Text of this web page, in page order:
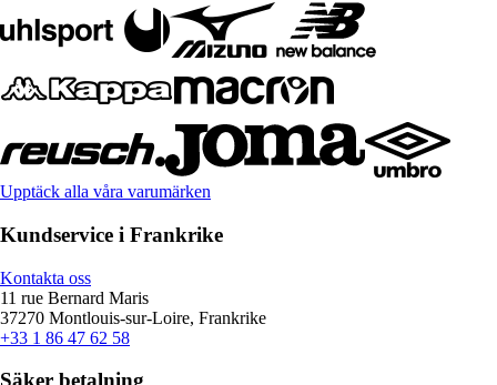
Upptäck alla våra varumärken
Kundservice i Frankrike
Kontakta oss
11 rue Bernard Maris
37270 Montlouis-sur-Loire, Frankrike
+33 1 86 47 62 58
Säker betalning